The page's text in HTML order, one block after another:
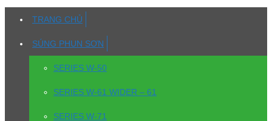
TRANG CHỦ
SÚNG PHUN SƠN
SERIES W-50
SERIES W-61 WIDER – 61
SERIES W-71